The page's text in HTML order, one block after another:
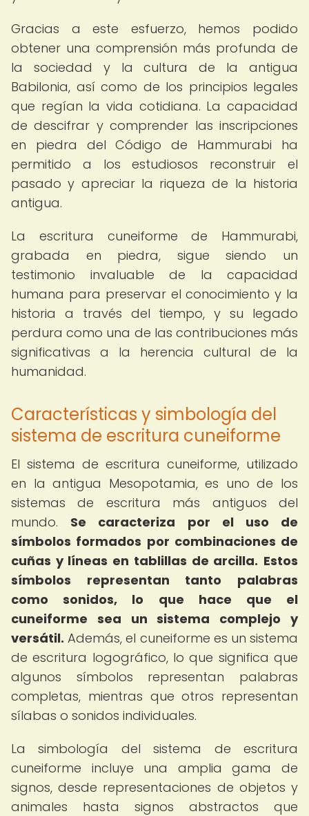
Gracias a este esfuerzo, hemos podido
obtener una comprensión más profunda de
la sociedad y la cultura de la antigua
Babilonia, así como de los principios legales
que regían la vida cotidiana. La capacidad
de descifrar y comprender las inscripciones
en piedra del Código de Hammurabi ha
permitido a los estudiosos reconstruir el
pasado y apreciar la riqueza de la historia
antigua.
La escritura cuneiforme de Hammurabi,
grabada en piedra, sigue siendo un
testimonio invaluable de la capacidad
humana para preservar el conocimiento y la
historia a través del tiempo, y su legado
perdura como una de las contribuciones más
significativas a la herencia cultural de la
humanidad.
Características y simbología del
sistema de escritura cuneiforme
El sistema de escritura cuneiforme, utilizado
en la antigua Mesopotamia, es uno de los
sistemas de escritura más antiguos del
mundo. Se caracteriza por el uso de
símbolos formados por combinaciones de
cuñas y líneas en tablillas de arcilla. Estos
símbolos representan tanto palabras
como sonidos, lo que hace que el
cuneiforme sea un sistema complejo y
versátil. Además, el cuneiforme es un sistema
de escritura logográfico, lo que significa que
algunos símbolos representan palabras
completas, mientras que otros representan
sílabas o sonidos individuales.
La simbología del sistema de escritura
cuneiforme incluye una amplia gama de
signos, desde representaciones de objetos y
animales hasta signos abstractos que